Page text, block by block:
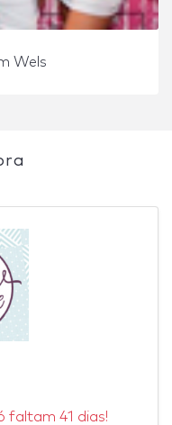
Wels
faltam 41 dias!